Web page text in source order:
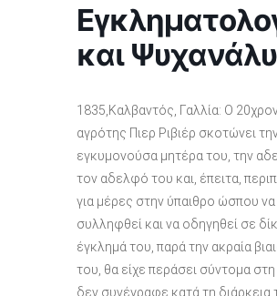
και
1835,Καλβαντός, Γαλλία: Ο
αγρότης Πιερ Ριβιέρ σκοτώνει
εγκυμονούσα μητέρα του, την
τον αδελφό του και, έπειτα,
για μέρες στην ύπαιθρο ώσπου να
συλληφθεί και να οδηγηθεί σε
έγκλημά του, παρά την ακραία
του, θα είχε περάσει σύντομα
δεν συνέγραφε κατά τη διάρκεια